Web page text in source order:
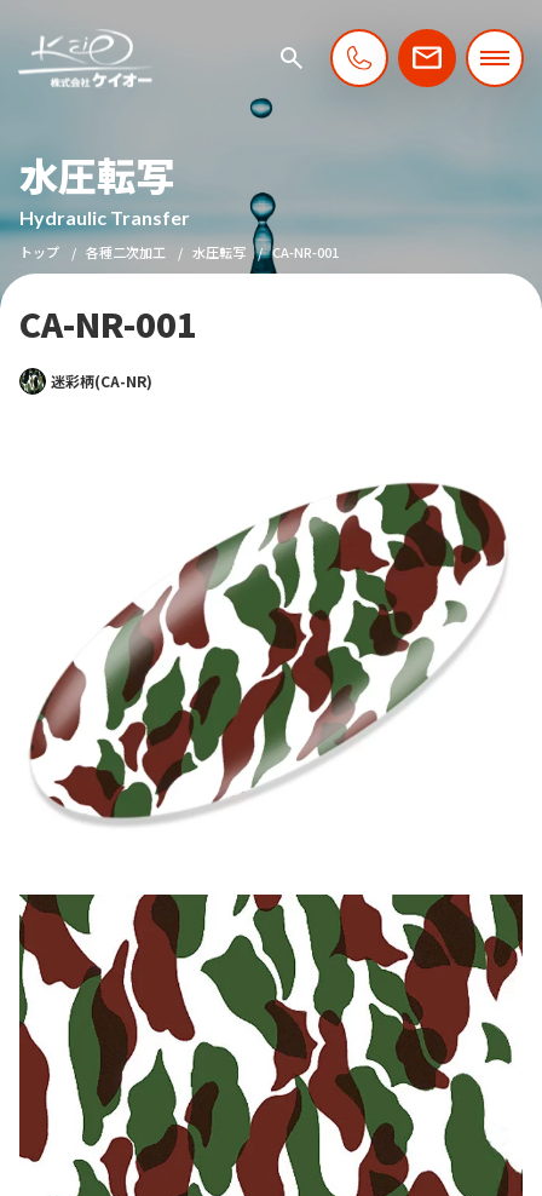
水圧転写
Hydraulic Transfer
トップ 各種二次加工 水圧転写 CA-NR-001
CA-NR-001
迷彩柄(CA-NR)